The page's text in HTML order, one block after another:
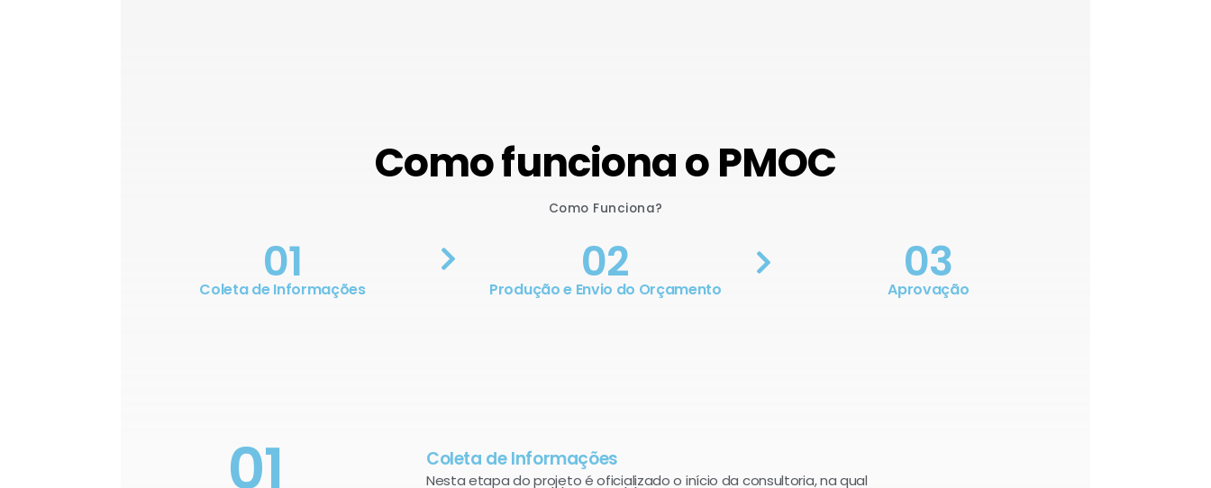
Como funciona o PMOC
Como Funciona?
01
Coleta de Informações 02
Produção e Envio do Orçamento 03
Aprovação
01 Coleta de Informações
Nesta etapa do projeto é oficializado o início da consultoria, na qual